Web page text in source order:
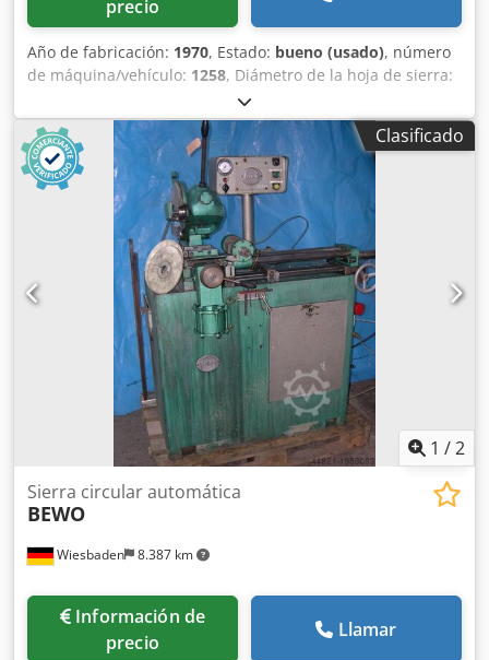
precio
Año de fabricación: 1970, Estado: bueno (usado), número
de máquina/vehículo: 1258, Diámetro de la hoja de sierra:
315 mm Capacidad de corte a 90° en piezas redondas: 90
mm Capacidad de corte a 90° en piezas cuadradas: 80 x 80
mm Velocidades de corte: 12,5 - 25 m/min Velocidades de
avance: regulables de forma continua mediante sistema
hidroneumático Longitud de corte: 5 - 1580 mm Motor de
la sierra: 380 V, 1,8/2,5 kW Espacio requerido: 2300 x 1000
x 2800 mm Peso: 940 kg Csdpfoh I Dvnox Ai Torf
Clasificado
1 /2
Wiesbaden 8.387 km
Sierra circular automática
BEWO
Información de
precio
Llamar